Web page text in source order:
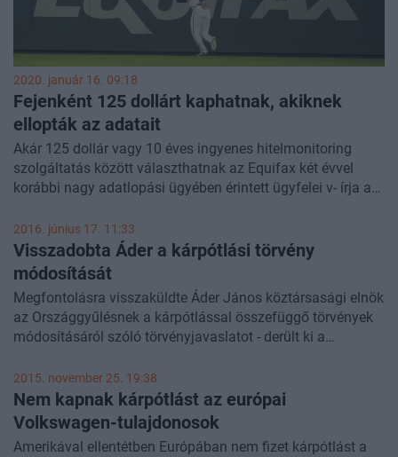
2020. január 16. 09:18
Fejenként 125 dollárt kaphatnak, akiknek
ellopták az adatait
Akár 125 dollár vagy 10 éves ingyenes hitelmonitoring
szolgáltatás között választhatnak az Equifax két évvel
korábbi nagy adatlopási ügyében érintett ügyfelei v- írja a
2016. június 17. 11:33
Visszadobta Áder a kárpótlási törvény
módosítását
Megfontolásra visszaküldte Áder János köztársasági elnök
az Országgyűlésnek a kárpótlással összefüggő törvények
módosításáról szóló törvényjavaslatot - derült ki a
2015. november 25. 19:38
Nem kapnak kárpótlást az európai
Volkswagen-tulajdonosok
Amerikával ellentétben Európában nem fizet kárpótlást a